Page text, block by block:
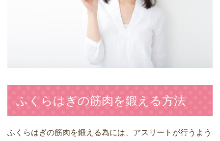
ふくらはぎの筋肉を鍛える方法
ふくらはぎの筋肉を鍛える為には、アスリートが行うよう